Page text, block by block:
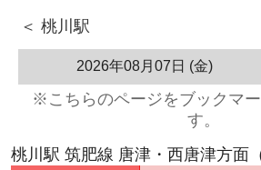
＜ 桃川駅
2026年08月07日 (金)
※こちらのページをブックマ
す。
桃川駅 筑肥線 唐津・西唐津方面